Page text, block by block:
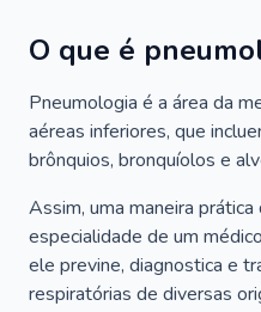
O que é
Pneumologia é a área da
aéreas inferiores, que
brônquios, bronquíolos e
Assim, uma maneira
especialidade de um
ele previne, diagnostica e
respiratórias de diversas